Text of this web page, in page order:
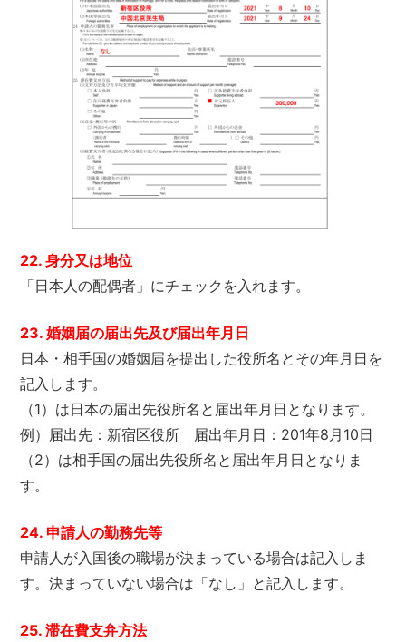
22. 身分又は地位
「日本人の配偶者」にチェックを入れます。
23. 婚姻届の届出先及び届出年月日
日本・相手国の婚姻届を提出した役所名とその年月日を
記入します。
（1）は日本の届出先役所名と届出年月日となります。
例）届出先：新宿区役所 届出年月日：201年8月10日
（2）は相手国の届出先役所名と届出年月日となりま
す。
24. 申請人の勤務先等
申請人が入国後の職場が決まっている場合は記入しま
す。決まっていない場合は「なし」と記入します。
25. 滞在費支弁方法